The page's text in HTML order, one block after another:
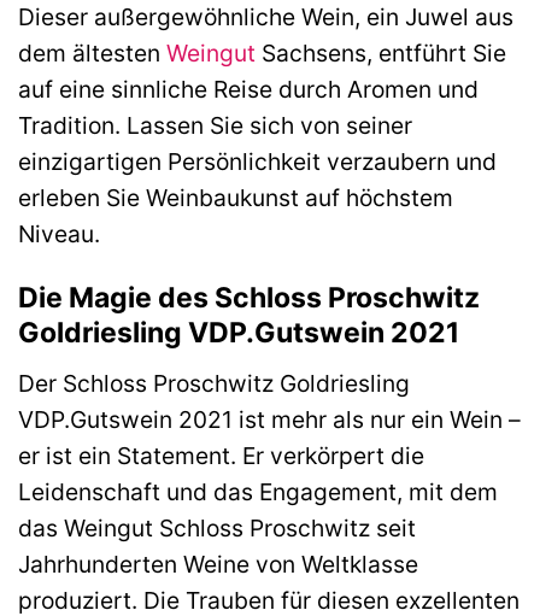
Dieser außergewöhnliche Wein, ein Juwel aus
dem ältesten Weingut Sachsens, entführt Sie
auf eine sinnliche Reise durch Aromen und
Tradition. Lassen Sie sich von seiner
einzigartigen Persönlichkeit verzaubern und
erleben Sie Weinbaukunst auf höchstem
Niveau.
Die Magie des Schloss Proschwitz
Goldriesling VDP.Gutswein 2021
Der Schloss Proschwitz Goldriesling
VDP.Gutswein 2021 ist mehr als nur ein Wein –
er ist ein Statement. Er verkörpert die
Leidenschaft und das Engagement, mit dem
das Weingut Schloss Proschwitz seit
Jahrhunderten Weine von Weltklasse
produziert. Die Trauben für diesen exzellenten